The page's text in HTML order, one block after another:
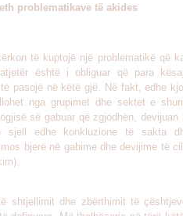
problematikave të akides
të kuptojë një problematikë që
është i obliguar që para
pasojë në këtë gjë. Në fakt, edhe
nga grupimet dhe sektet e
së gabuar që zgjodhën, devijuan
sjell edhe konkluzione të sakta
bjerë në gabime dhe devijime të
shtjellimit dhe zbërthimit të